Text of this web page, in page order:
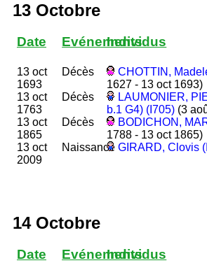
13 Octobre
Date Evénements
Individus
13 oct
1693
Décès CHOTTIN,
1627 - 13 oct 1693)
13 oct
1763
Décès
LAUMONIER,
b.1 G4) (I705) (3
13 oct
1865
Décès BODICHON,
1788 - 13 oct 1865)
13 oct
2009
Naissance GIRARD, Clovis
14 Octobre
Date Evénements
Individus